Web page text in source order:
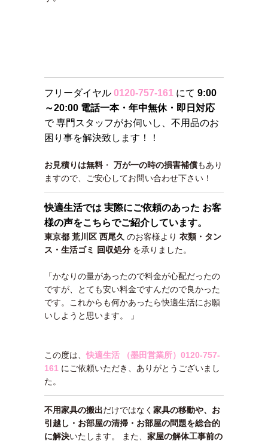
フリーダイヤル 0120-757-161 にて 9:00
～20:00 電話一本・年中無休・即日対応
で 専門スタッフがお伺いし、不用品のお
困り事を解決致します！！
お見積りは無料・ 万が一の時の損害補償もあり
ますので、ご安心してお問い合わせ下さい！
快適生活では 実際にご依頼のあった お客
様の声をこちらでご紹介しています。
東京都 荒川区 西尾久 のお客様より 衣類・タン
ス・生活ゴミ 回収処分 を承りました。
「かなりの量があったので料金が心配だったの
ですが、とても安い料金ですんだので良かった
です。これからも何かあったら快適生活にお願
いしようと思います。 」
この度は、快適生活 （墨田営業所） 0120-757-
161 にご依頼いただき、ありがとうございまし
た。
不用家具の搬出だけではなく 家具の移動や、お
引越し・お部屋の清掃・お部屋の問題を総合的
に解決いたします。 また、 家屋の解体工事前の